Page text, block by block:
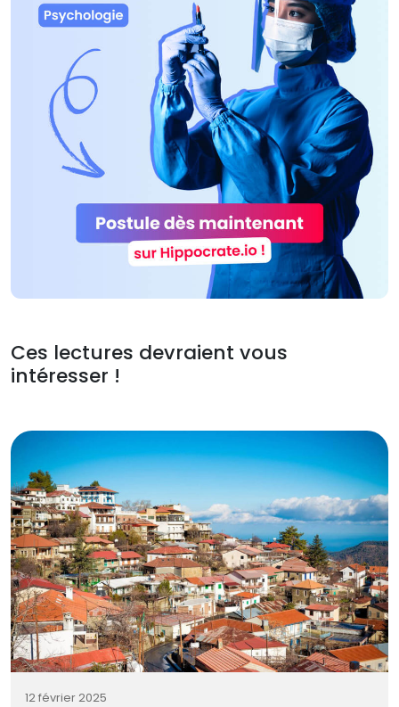
Ces lectures devraient vous
intéresser !
12 février 2025